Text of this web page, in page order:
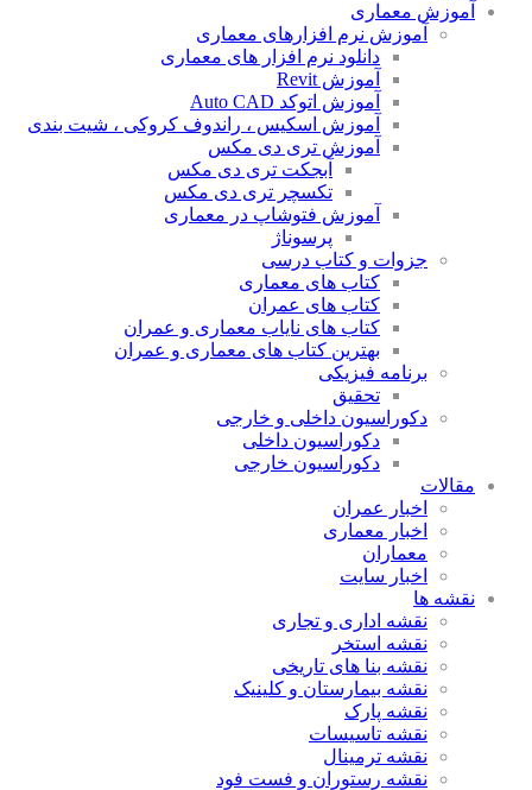
آموزش معماری
آموزش نرم افزارهای معماری
دانلود نرم افزار های معماری
آموزش Revit
آموزش اتوکد Auto CAD
آموزش اسکیس ، راندوف کروکی ، شیت بندی
آموزش تری دی مکس
آبجکت تری دی مکس
تکسچر تری دی مکس
آموزش فتوشاپ در معماری
پرسوناژ
جزوات و کتاب درسی
کتاب های معماری
کتاب های عمران
کتاب های نایاب معماری و عمران
بهترین کتاب های معماری و عمران
برنامه فیزیکی
تحقیق
دکوراسیون داخلی و خارجی
دکوراسیون داخلی
دکوراسیون خارجی
مقالات
اخبار عمران
اخبار معماری
معماران
اخبار سایت
نقشه ها
نقشه اداری و تجاری
نقشه استخر
نقشه بنا های تاریخی
نقشه بیمارستان و کلینیک
نقشه پارک
نقشه تاسیسات
نقشه ترمینال
نقشه رستوران و فست فود